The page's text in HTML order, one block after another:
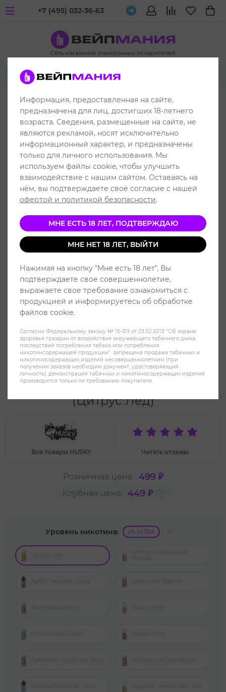
Сеть магазинов электронных испарителей
+7 (495) 032-36-63
Главная
Жидкости для вейпа и электронных испарителей
Husky
Husky Mint Series
РАСПРОДАЖА
Жидкость HUSKY Mint Series Salt
(20MG Strong) 30 ml - Citrus Days
(Цитрус Лёд)
Все товары HUSKY Читать отзывы
Розничная цена: 499 ₽
Клубная цена: 449 ₽
Уровень никотина: 2% ULTRA
Информация, предоставленная на сайте,
предназначена для лиц, достигших 18-летнего
возраста. Сведения, размещенные на сайте, не
являются рекламой, носят исключительно
информационный характер, и предназначены
только для личного использования. Мы
используем файлы cookie, чтобы улучшить
взаимодействие с нашим сайтом. Оставаясь на
нём, вы подтверждаете своё согласие с нашей
офертой и политикой безопасности.
МНЕ ЕСТЬ 18 ЛЕТ, ПОДТВЕРЖДАЮ
МНЕ НЕТ 18 ЛЕТ, ВЫЙТИ
Нажимая на кнопку "Мне есть 18 лет", Вы
подтверждаете свое совершеннолетие,
выражаете свое требование ознакомиться с
продукцией и информируетесь об обработке
файлов cookie.
Согласно Федеральному закону № 15-ФЗ от 23.02.2013 "Об охране
здоровья граждан от воздействия окружающего табачного дыма,
последствий потребления табака или потребления
никотинсодержащей продукции": запрещена продажа табачных и
никотиносодержащих изделий несовершеннолетним (при
получении заказов необходим документ, удостоверяющий
личность); демонстрация табачных и никотиносодержащих изделий
производится только по требованию покупателя.